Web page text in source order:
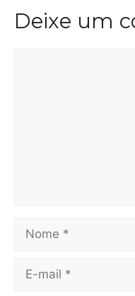
Deixe um